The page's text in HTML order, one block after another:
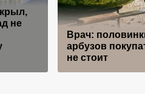
не
Врач:
арбузов
не стоит